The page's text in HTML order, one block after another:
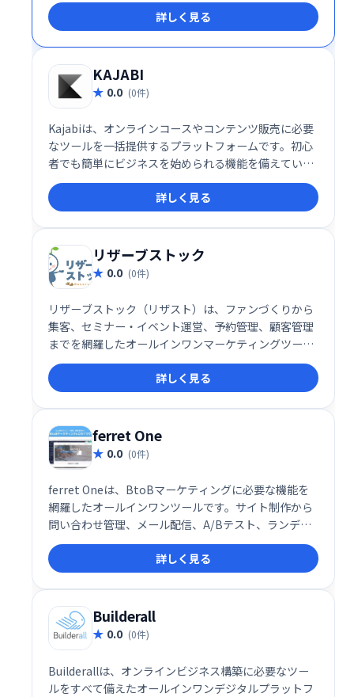
ってください。
詳しく見る
KAJABI
0.0 (0件)
Kajabiは、オンラインコースやコンテンツ販売に必要
なツールを一括提供するプラットフォームです。初心
者でも簡単にビジネスを始められる機能を備えていま
す。
詳しく見る
リザーブストック
0.0 (0件)
リザーブストック（リザスト）は、ファンづくりから
集客、セミナー・イベント運営、予約管理、顧客管理
までを網羅したオールインワンマーケティングツール
です。事務作業の効率化と顧客とのエンゲージメント
向上を実現し、ビジネス成長を強力にサポートしま
す。様々な機能を統合することで、業務負担を軽減
し、集客から顧客育成までを一元管理できます。
詳しく見る
ferret One
0.0 (0件)
ferret Oneは、BtoBマーケティングに必要な機能を
網羅したオールインワンツールです。サイト制作から
問い合わせ管理、メール配信、A/Bテスト、ランディ
ングページ作成、キャンペーン管理まで、全てを
ferret Oneで効率的に実行できます。マーケティング
業務の最適化を実現し、ビジネス成長を強力にサポー
トします。
詳しく見る
Builderall
0.0 (0件)
Builderallは、オンラインビジネス構築に必要なツー
ルをすべて備えたオールインワンデジタルプラットフ